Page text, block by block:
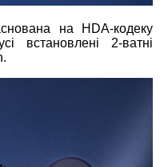
на HDA-кодеку
встановлені 2-ватні